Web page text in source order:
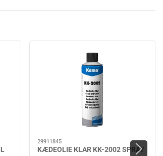
29911845
KÆDEOLIE KLAR KK-2002 SPRAY